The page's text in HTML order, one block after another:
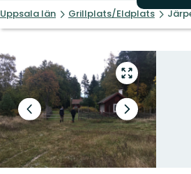
Uppsala län Grillplats/Eldplats
Gå
till
helskärmsläge
Föregående
bild
Nästa
bildspel